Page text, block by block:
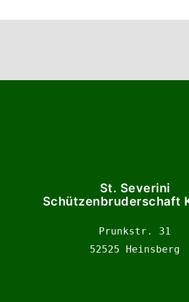
St. Severini
Schützenbruderschaft
Prunkstr. 31
52525 Heinsberg